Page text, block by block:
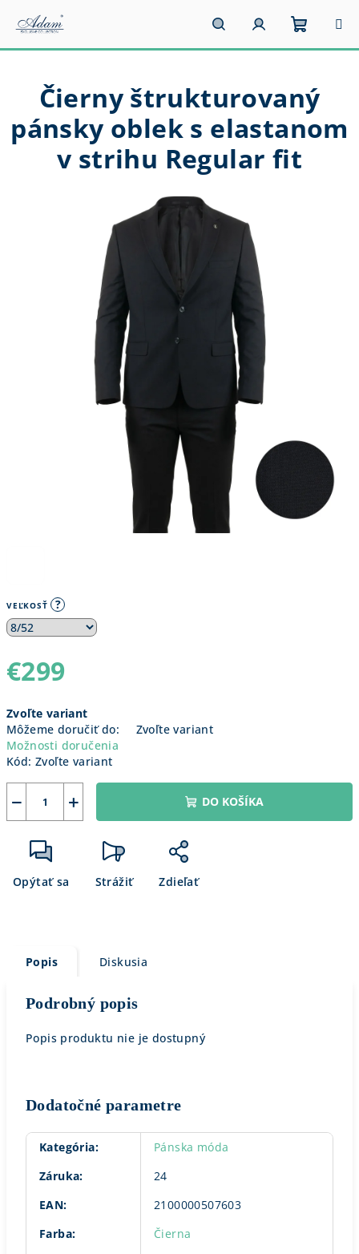
obsah
HľadaťPrihlásenie
košík
VEĽKOSŤ ?
€299
cena:
Zvoľte variant
Môžeme doručiť do:
Zvoľte variant
Možnosti doručenia
Kód: Zvoľte variant
+
− DO KOŠÍKA
Opýtať sa Strážiť Zdieľať
Čierny štrukturovaný
pánsky oblek s elastanom
v strihu Regular fit
Popis Diskusia
Podrobný popis
Popis produktu nie je dostupný
Dodatočné parametre
Kategória:
Pánska móda
Záruka:
24
EAN:
2100000507603
Farba:
Čierna